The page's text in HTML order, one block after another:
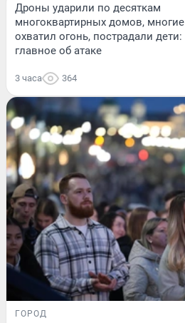
Дроны ударили по десяткам
многоквартирных домов, многие
охватил огонь, пострадали дети:
главное об атаке
3 часа 364
ГОРОД